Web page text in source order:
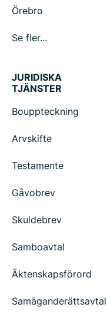
Örebro
Se fler...
JURIDISKA
TJÄNSTER
Bouppteckning
Arvskifte
Testamente
Gåvobrev
Skuldebrev
Samboavtal
Äktenskapsförord
Samäganderättsavtal